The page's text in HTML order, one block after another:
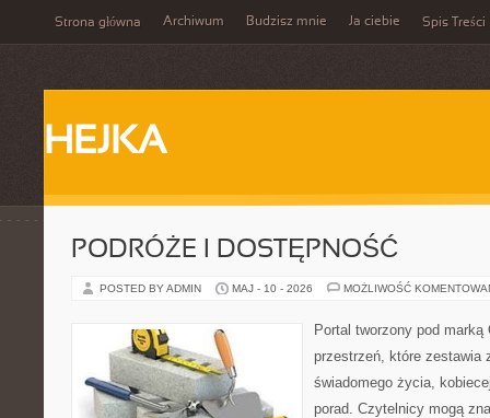
Strona główna Archiwum Budzisz mnie Ja ciebie Spis Treści
HEJKA
PODRÓŻE I DOSTĘPNOŚĆ
POSTED BY ADMIN MAJ - 10 - 2026 MOŻLIWOŚĆ
Portal tworzony pod
przestrzeń, które zestawia
świadomego życia,
porad. Czytelnicy mogą